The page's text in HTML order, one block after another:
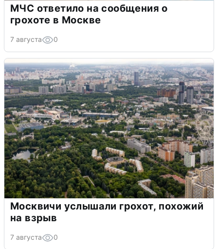
МЧС ответило на сообщения о
грохоте в Москве
7 августа 0
Москвичи услышали грохот, похожий
на взрыв
7 августа 0